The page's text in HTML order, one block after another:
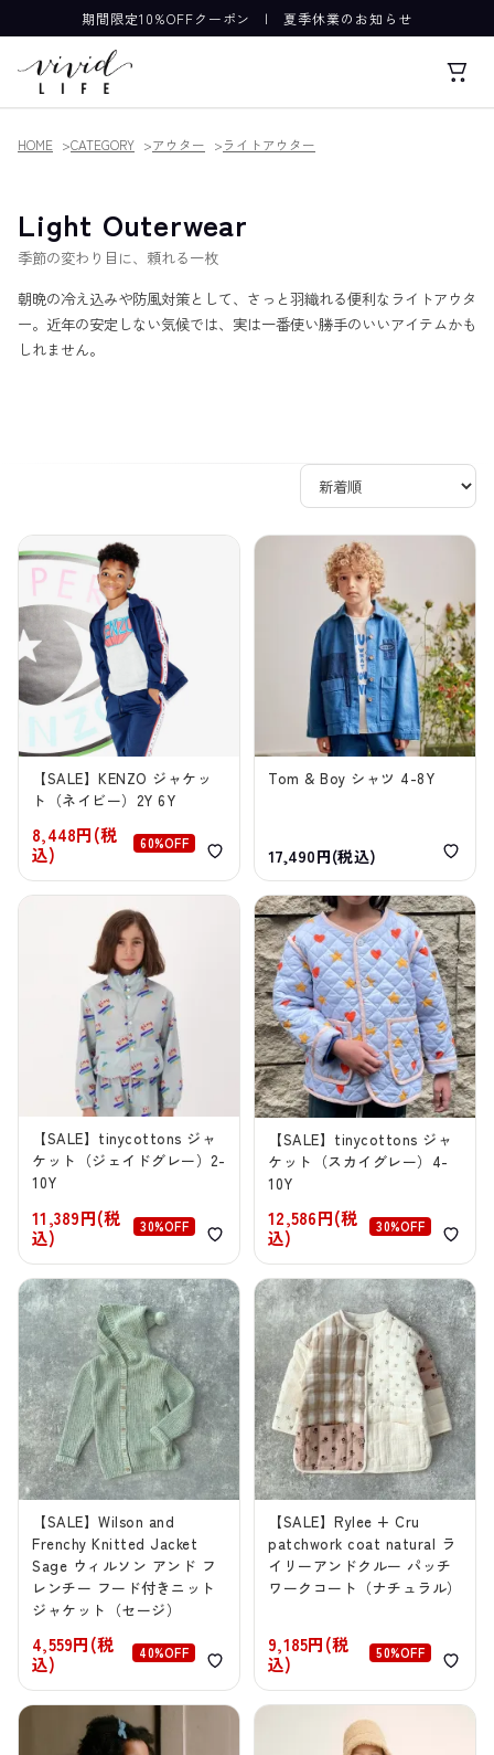
期間限定10%OFFクーポン |夏季休業のお知らせ
HOME CATEGORY アウター ライトアウター
Light Outerwear
季節の変わり目に、頼れる一枚
朝晩の冷え込みや防風対策として、さっと羽織れる便利なライトアウタ
ー。近年の安定しない気候では、実は一番使い勝手のいいアイテムかも
しれません。
【SALE】KENZO ジャケッ
ト（ネイビー）2Y 6Y
8,448円(税
込)
60%OFF
Tom & Boy シャツ 4-8Y
17,490円(税込)
【SALE】tinycottons ジャ
ケット（ジェイドグレー）2-
10Y
11,389円(税
込)
30%OFF
【SALE】tinycottons ジャ
ケット（スカイグレー）4-
10Y
12,586円(税
込)
30%OFF
【SALE】Wilson and
Frenchy Knitted Jacket
Sage ウィルソン アンド フ
レンチー フード付きニット
ジャケット（セージ）
4,559円(税
込)
40%OFF
【SALE】Rylee + Cru
patchwork coat natural ラ
イリーアンドクルー パッチ
ワークコート（ナチュラル）
9,185円(税
込)
50%OFF